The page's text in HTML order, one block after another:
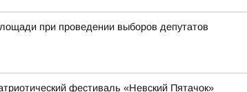
при проведении выборов депутатов
фестиваль «Невский Пятачок»